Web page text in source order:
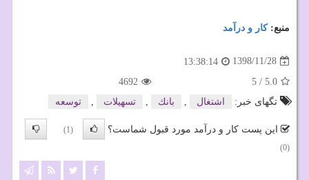
منبع:كار و درآمد
1398/11/28
13:38:14
5.0
/
5
4692
تگهای خبر:
اشتغال , بانك , تسهیلات , توسعه
این پست کار و درآمد مورد قبول شماست؟
(1)
(0)